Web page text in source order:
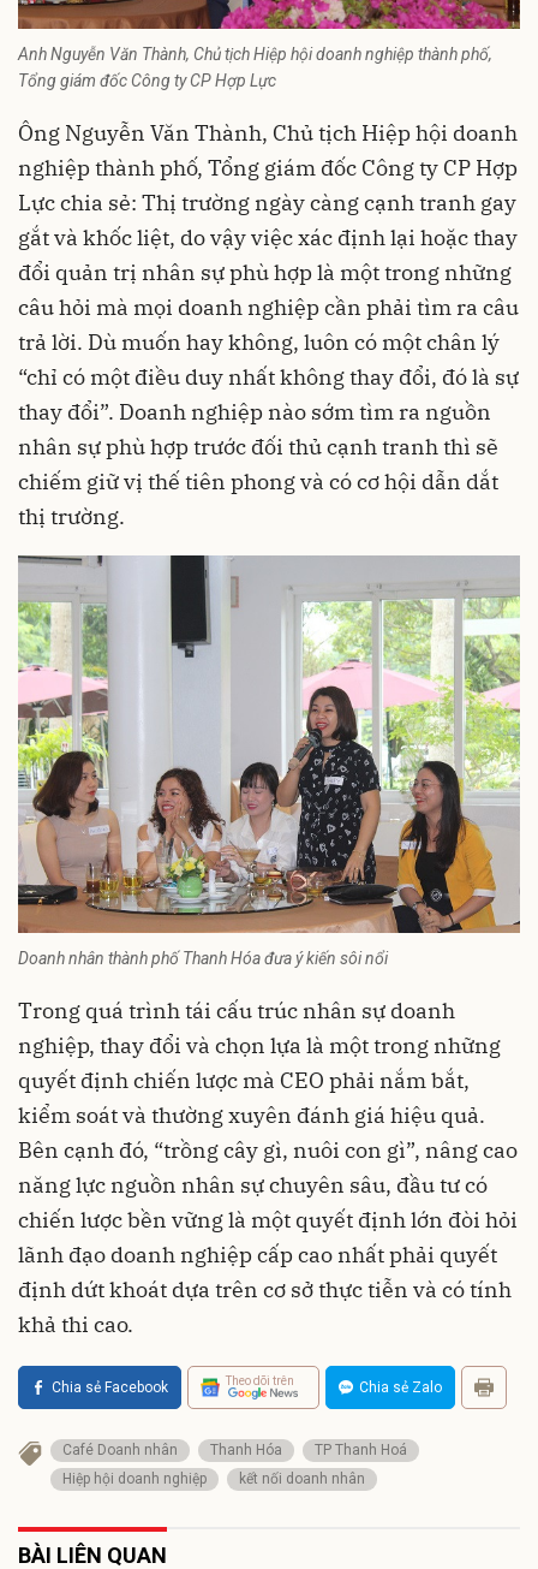
Anh Nguyễn Văn Thành, Chủ tịch Hiệp hội doanh nghiệp thành phố,
Tổng giám đốc Công ty CP Hợp Lực
Ông Nguyễn Văn Thành, Chủ tịch Hiệp hội doanh
nghiệp thành phố, Tổng giám đốc Công ty CP Hợp
Lực chia sẻ: Thị trường ngày càng cạnh tranh gay
gắt và khốc liệt, do vậy việc xác định lại hoặc thay
đổi quản trị nhân sự phù hợp là một trong những
câu hỏi mà mọi doanh nghiệp cần phải tìm ra câu
trả lời. Dù muốn hay không, luôn có một chân lý
“chỉ có một điều duy nhất không thay đổi, đó là sự
thay đổi”. Doanh nghiệp nào sớm tìm ra nguồn
nhân sự phù hợp trước đối thủ cạnh tranh thì sẽ
chiếm giữ vị thế tiên phong và có cơ hội dẫn dắt
thị trường.
Doanh nhân thành phố Thanh Hóa đưa ý kiến sôi nổi
Trong quá trình tái cấu trúc nhân sự doanh
nghiệp, thay đổi và chọn lựa là một trong những
quyết định chiến lược mà CEO phải nắm bắt,
kiểm soát và thường xuyên đánh giá hiệu quả.
Bên cạnh đó, “trồng cây gì, nuôi con gì”, nâng cao
năng lực nguồn nhân sự chuyên sâu, đầu tư có
chiến lược bền vững là một quyết định lớn đòi hỏi
lãnh đạo doanh nghiệp cấp cao nhất phải quyết
định dứt khoát dựa trên cơ sở thực tiễn và có tính
khả thi cao.
Chia sẻ Facebook Theo dõi trên Chia sẻ Zalo
Café Doanh nhân Thanh Hóa
TP Thanh Hoá
Hiệp hội doanh nghiệp
kết nối doanh nhân
BÀI LIÊN QUAN